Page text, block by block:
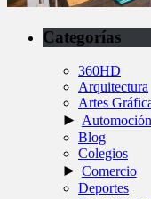
Categorías
360HD
Arquitectura
Artes
► Automoción
Blog
Colegios
► Comercio
Deportes